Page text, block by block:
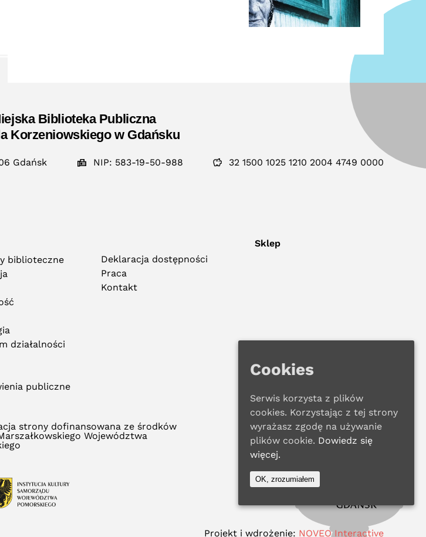
Biblioteka Publiczna
Korzeniowskiego w Gdańsku
Gdańsk NIP: 583-19-50-988 32 1500 1025 1210 2004 4749 0000
biblioteczne
działalności
publiczne
Deklaracja dostępności
Praca
Kontakt
Sklep
strony dofinansowana ze środków
Województwa
Projekt i wdrożenie: NOVEO Interactive
Cookies
Serwis korzysta z plików
cookies. Korzystając z tej strony
wyrażasz zgodę na używanie
plików cookie. Dowiedz się
więcej.
OK, zrozumiałem